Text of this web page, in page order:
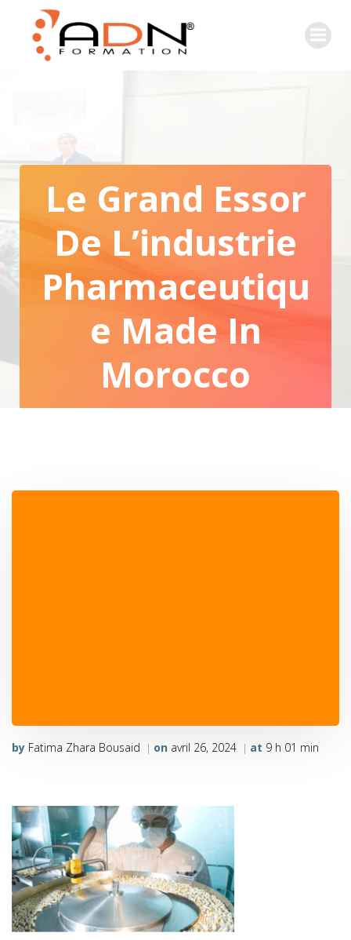
Le Grand Essor
De L’industrie
Pharmaceutiqu
E Made In
Morocco
by Fatima Zhara Bousaid | on avril 26, 2024 | at 9 h 01 min